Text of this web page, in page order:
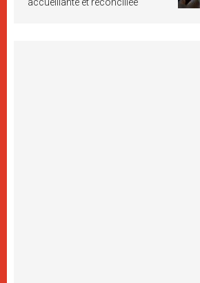
accueillante et réconciliée